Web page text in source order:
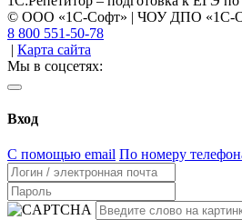
© ООО «1С-Софт» | ЧОУ ДПО «1С-
8 800 551-50-78
Карта сайта
Мы в соцсетях:
Вход
С помощью email По номеру